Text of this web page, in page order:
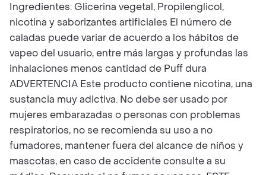
Ingredientes: Glicerina vegetal, Propilenglicol,
nicotina y saborizantes artificiales El número de
caladas puede variar de acuerdo a los hábitos de
vapeo del usuario, entre más largas y profundas las
inhalaciones menos cantidad de Puff dura
ADVERTENCIA Este producto contiene nicotina, una
sustancia muy adictiva. No debe ser usado por
mujeres embarazadas o personas con problemas
respiratorios, no se recomienda su uso a no
fumadores, mantener fuera del alcance de niños y
mascotas, en caso de accidente consulte a su